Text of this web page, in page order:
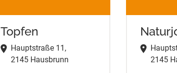
Topfen
Hauptstraße 11,
2145 Hausbrunn
2145